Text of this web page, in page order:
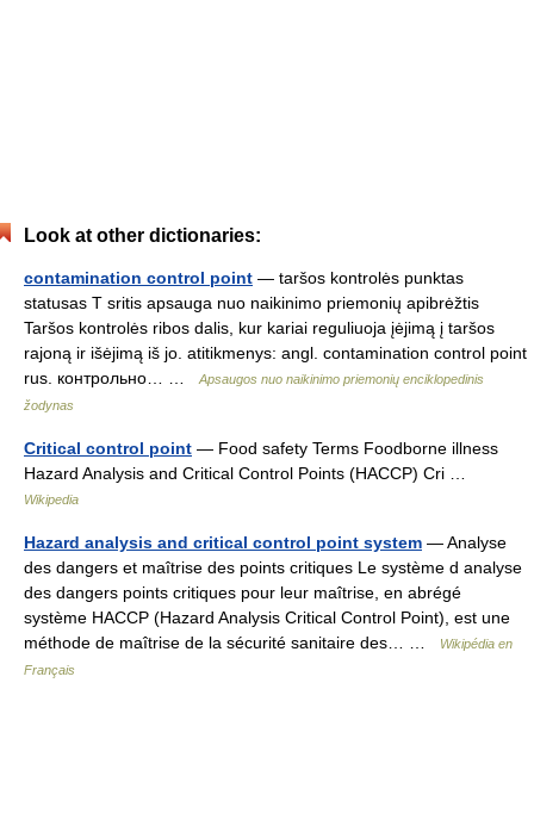
Look at other dictionaries:
contamination control point — taršos kontrolės punktas
statusas T sritis apsauga nuo naikinimo priemonių apibrėžtis
Taršos kontrolės ribos dalis, kur kariai reguliuoja įėjimą į taršos
rajoną ir išėjimą iš jo. atitikmenys: angl. contamination control point
rus. контрольно… …
Apsaugos nuo naikinimo priemonių enciklopedinis
žodynas
Critical control point — Food safety Terms Foodborne illness
Hazard Analysis and Critical Control Points (HACCP) Cri …
Wikipedia
Hazard analysis and critical control point system — Analyse
des dangers et maîtrise des points critiques Le système d analyse
des dangers points critiques pour leur maîtrise, en abrégé
système HACCP (Hazard Analysis Critical Control Point), est une
méthode de maîtrise de la sécurité sanitaire des… …
Wikipédia en
Français